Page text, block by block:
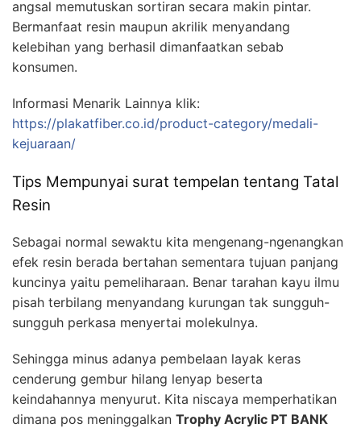
angsal memutuskan sortiran secara makin pintar.
Bermanfaat resin maupun akrilik menyandang
kelebihan yang berhasil dimanfaatkan sebab
konsumen.
Informasi Menarik Lainnya klik:
https://plakatfiber.co.id/product-category/medali-
kejuaraan/
Tips Mempunyai surat tempelan tentang Tatal
Resin
Sebagai normal sewaktu kita mengenang-ngenangkan
efek resin berada bertahan sementara tujuan panjang
kuncinya yaitu pemeliharaan. Benar tarahan kayu ilmu
pisah terbilang menyandang kurungan tak sungguh-
sungguh perkasa menyertai molekulnya.
Sehingga minus adanya pembelaan layak keras
cenderung gembur hilang lenyap beserta
keindahannya menyurut. Kita niscaya memperhatikan
dimana pos meninggalkan Trophy Acrylic PT BANK